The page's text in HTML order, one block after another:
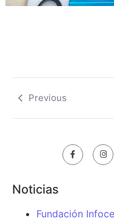
Previous
Noticias
Fundación